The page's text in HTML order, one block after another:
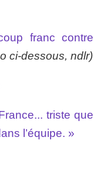
franc contre
ci-dessous, ndlr)
triste que
l’équipe. »